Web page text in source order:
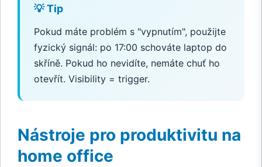
💡 Tip
Pokud máte problém s "vypnutím", použijte
fyzický signál: po 17:00 schováte laptop do
skříně. Pokud ho nevidíte, nemáte chuť ho
otevřít. Visibility = trigger.
Nástroje pro produktivitu na
home office